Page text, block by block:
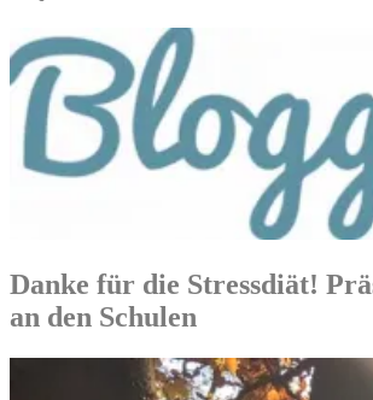
Danke für die Stressdiät!
an den Schulen